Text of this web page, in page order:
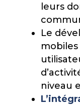
leurs
Le
niveau